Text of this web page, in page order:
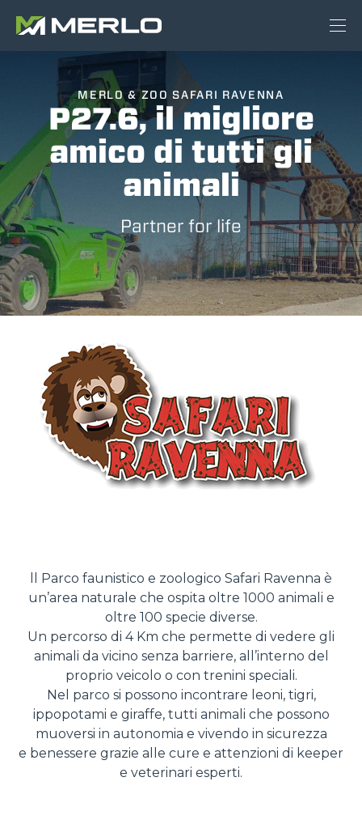
MERLO & ZOO SAFARI RAVENNA
P27.6, il migliore
amico di tutti gli
animali
Partner for life
ll Parco faunistico e zoologico Safari Ravenna è
un’area naturale che ospita oltre 1000 animali e
oltre 100 specie diverse.
Un percorso di 4 Km che permette di vedere gli
animali da vicino senza barriere, all’interno del
proprio veicolo o con trenini speciali.
Nel parco si possono incontrare leoni, tigri,
ippopotami e giraffe, tutti animali che possono
muoversi in autonomia e vivendo in sicurezza
e benessere grazie alle cure e attenzioni di keeper
e veterinari esperti.